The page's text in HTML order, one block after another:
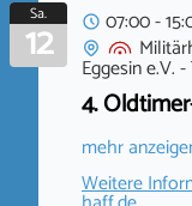
Sa.
12
07:00 -
Eggesin e.V.
4.
mehr
Weitere